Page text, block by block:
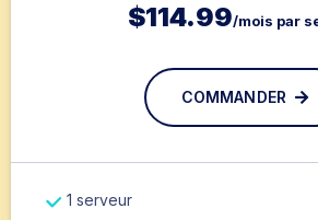
$114.99/mois par
COMMANDER
1 serveur